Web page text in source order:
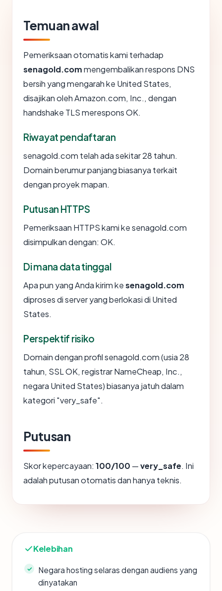
Temuan awal
Pemeriksaan otomatis kami terhadap
senagold.commengembalikan respons DNS
bersih yang mengarah ke United States,
disajikan oleh Amazon.com, Inc., dengan
handshake TLS merespons OK.
Riwayat pendaftaran
senagold.com telah ada sekitar 28 tahun.
Domain berumur panjang biasanya terkait
dengan proyek mapan.
Putusan HTTPS
Pemeriksaan HTTPS kami ke senagold.com
disimpulkan dengan: OK.
Di mana data tinggal
Apa pun yang Anda kirim kesenagold.com
diproses di server yang berlokasi di United
States.
Perspektif risiko
Domain dengan profil senagold.com (usia 28
tahun, SSL OK, registrar NameCheap, Inc.,
negara United States) biasanya jatuh dalam
kategori "very_safe".
Putusan
Skor kepercayaan: 100/100 —very_safe. Ini
adalah putusan otomatis dan hanya teknis.
Kelebihan
Negara hosting selaras dengan audiens yang
dinyatakan